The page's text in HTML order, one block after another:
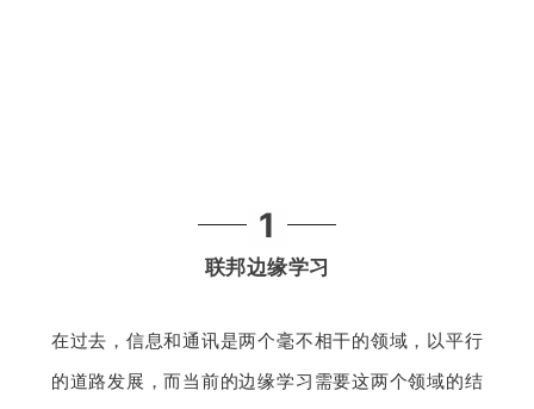
1
联邦边缘学习
在过去，信息和通讯是两个毫不相干的领域，以平行
的道路发展，而当前的边缘学习需要这两个领域的结